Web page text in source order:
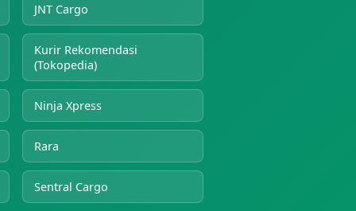
JNT Cargo
Kurir Rekomendasi
(Tokopedia)
Ninja Xpress
Rara
Sentral Cargo